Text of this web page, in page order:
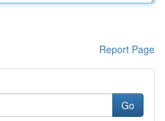
Report Page
Go